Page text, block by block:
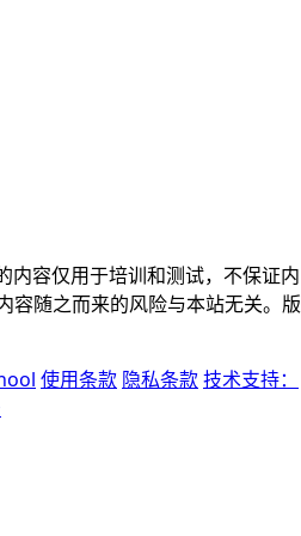
内容仅用于培训和测试，不保证内
容随之而来的风险与本站无关。版
使用条款 隐私条款技术支持：